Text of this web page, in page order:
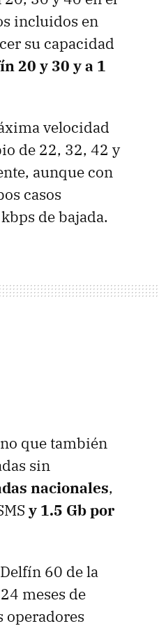
incluidos en
su capacidad
20 y 30 y a 1
velocidad
de 22, 32, 42 y
aunque con
casos
de bajada.
que también
sin
nacionales,
y 1.5 Gb por
60 de la
meses de
operadores